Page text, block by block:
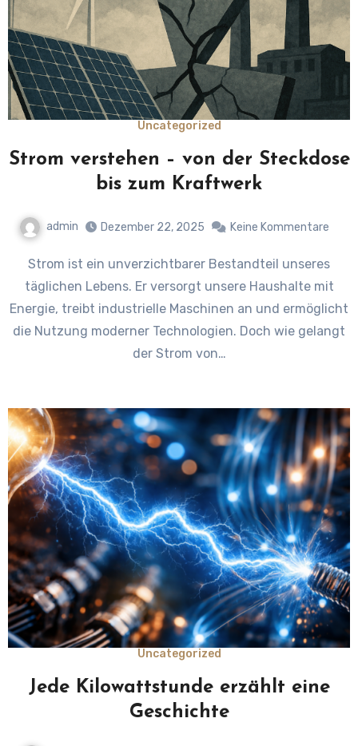
Uncategorized
Strom verstehen – von der Steckdose
bis zum Kraftwerk
admin Dezember 22, 2025 Keine Kommentare
Strom ist ein unverzichtbarer Bestandteil unseres
täglichen Lebens. Er versorgt unsere Haushalte mit
Energie, treibt industrielle Maschinen an und ermöglicht
die Nutzung moderner Technologien. Doch wie gelangt
der Strom von…
Uncategorized
Jede Kilowattstunde erzählt eine
Geschichte